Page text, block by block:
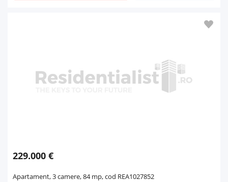
229.000 €
Apartament, 3 camere, 84 mp, cod REA1027852